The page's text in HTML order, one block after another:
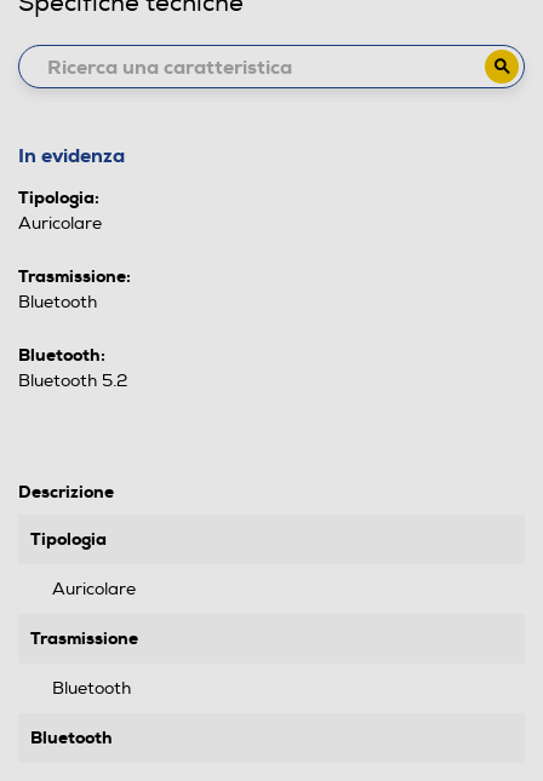
In evidenza
Tipologia:
Auricolare
Trasmissione:
Bluetooth
Bluetooth:
Bluetooth 5.2
Descrizione
Tipologia
Auricolare
Trasmissione
Bluetooth
Bluetooth